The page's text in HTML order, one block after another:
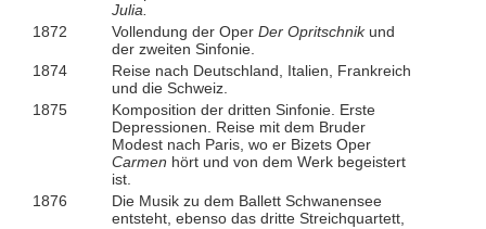
Julia.
1872
Vollendung der Oper Der Opritschnikund
der zweiten Sinfonie.
1874
Reise nach Deutschland, Italien, Frankreich
und die Schweiz.
1875
Komposition der dritten Sinfonie. Erste
Depressionen. Reise mit dem Bruder
Modest nach Paris, wo er Bizets Oper
Carmen hört und von dem Werk begeistert
ist.
1876
Die Musik zu dem Ballett Schwanensee
entsteht, ebenso das dritte Streichquartett,